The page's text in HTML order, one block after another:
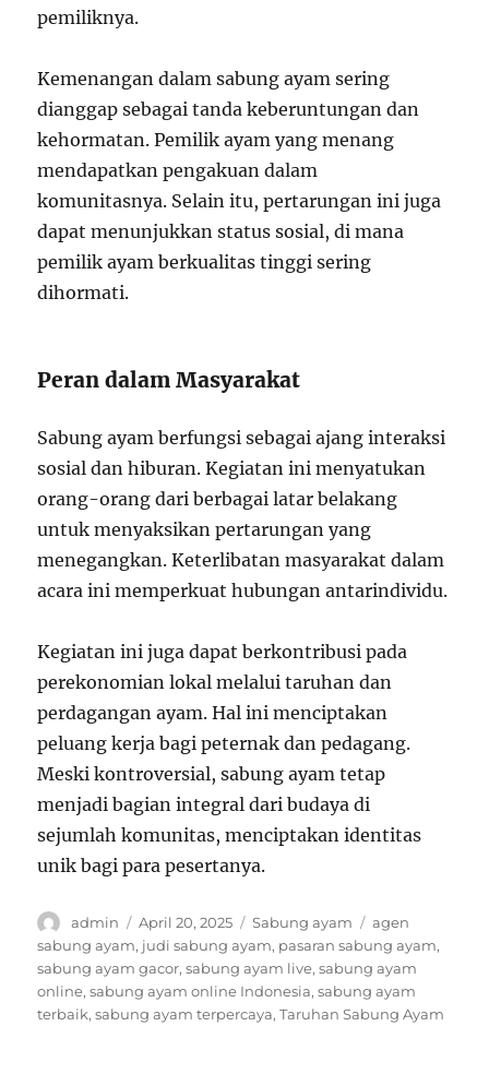
pemiliknya.
Kemenangan dalam sabung ayam sering
dianggap sebagai tanda keberuntungan dan
kehormatan. Pemilik ayam yang menang
mendapatkan pengakuan dalam
komunitasnya. Selain itu, pertarungan ini juga
dapat menunjukkan status sosial, di mana
pemilik ayam berkualitas tinggi sering
dihormati.
Peran dalam Masyarakat
Sabung ayam berfungsi sebagai ajang interaksi
sosial dan hiburan. Kegiatan ini menyatukan
orang-orang dari berbagai latar belakang
untuk menyaksikan pertarungan yang
menegangkan. Keterlibatan masyarakat dalam
acara ini memperkuat hubungan antarindividu.
Kegiatan ini juga dapat berkontribusi pada
perekonomian lokal melalui taruhan dan
perdagangan ayam. Hal ini menciptakan
peluang kerja bagi peternak dan pedagang.
Meski kontroversial, sabung ayam tetap
menjadi bagian integral dari budaya di
sejumlah komunitas, menciptakan identitas
unik bagi para pesertanya.
A
u
t
h
o
admin
P
o
s
t
e
April 20, 2025
C
a
t
e
g
Sabung ayam
T
a
g
s
agen
sabung ayam, judi sabung ayam, pasaran sabung ayam,
sabung ayam gacor,sabung ayam live,sabung ayam
online,sabung ayam online Indonesia,sabung ayam
terbaik,sabung ayam terpercaya,Taruhan Sabung Ayam